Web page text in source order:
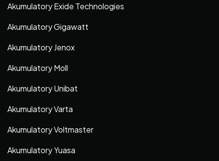
Akumulatory Exide Technologies
Akumulatory Gigawatt
Akumulatory Jenox
Akumulatory Moll
Akumulatory Unibat
Akumulatory Varta
Akumulatory Voltmaster
Akumulatory Yuasa